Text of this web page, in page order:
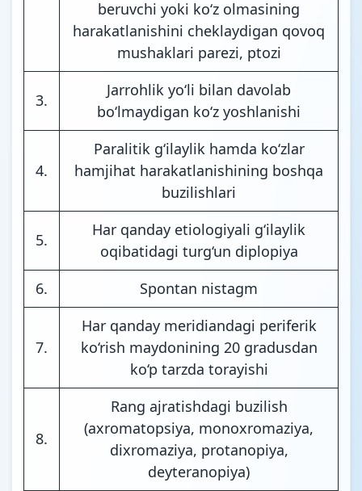
beruvchi yoki ko‘z olmasining
harakatlanishini cheklaydigan qovoq
mushaklari parezi, ptozi
3.
Jarrohlik yo‘li bilan davolab
bo‘lmaydigan ko‘z yoshlanishi
4.
Paralitik g‘ilaylik hamda ko‘zlar
hamjihat harakatlanishining boshqa
buzilishlari
5.
Har qanday etiologiyali g‘ilaylik
oqibatidagi turg‘un diplopiya
6.
Spontan nistagm
7.
Har qanday meridiandagi periferik
ko‘rish maydonining 20 gradusdan
ko‘p tarzda torayishi
8.
Rang ajratishdagi buzilish
(axromatopsiya, monoxromaziya,
dixromaziya, protanopiya,
deyteranopiya)